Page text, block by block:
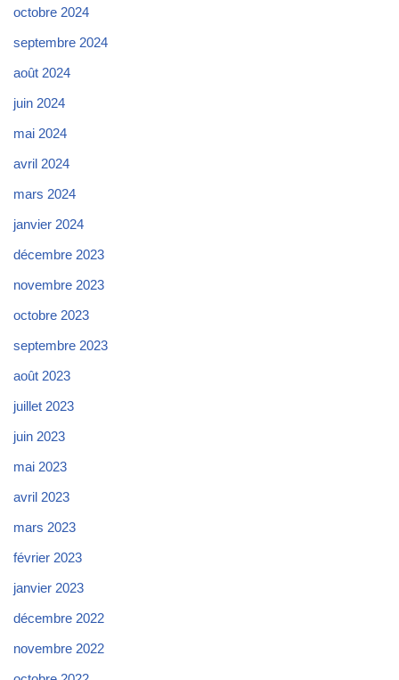
octobre 2024
septembre 2024
août 2024
juin 2024
mai 2024
avril 2024
mars 2024
janvier 2024
décembre 2023
novembre 2023
octobre 2023
septembre 2023
août 2023
juillet 2023
juin 2023
mai 2023
avril 2023
mars 2023
février 2023
janvier 2023
décembre 2022
novembre 2022